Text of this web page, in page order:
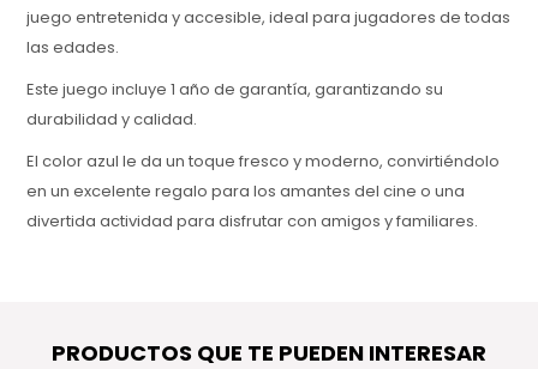
juego entretenida y accesible, ideal para jugadores de todas
las edades.
Este juego incluye 1 año de garantía, garantizando su
durabilidad y calidad.
El color azul le da un toque fresco y moderno, convirtiéndolo
en un excelente regalo para los amantes del cine o una
divertida actividad para disfrutar con amigos y familiares.
PRODUCTOS QUE TE PUEDEN INTERESAR